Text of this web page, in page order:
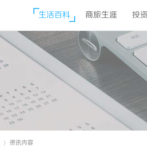
生活百科 商旅生涯 投
资讯内容